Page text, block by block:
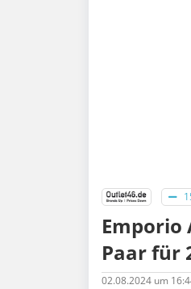
Paar für
02.08.2024 um